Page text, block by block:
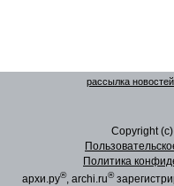
рассылка новостей
Copyright
Политика
архи.ру®, archi.ru®